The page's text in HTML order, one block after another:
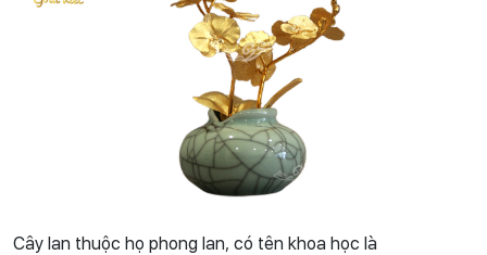
Cây lan thuộc họ phong lan, có tên khoa học là